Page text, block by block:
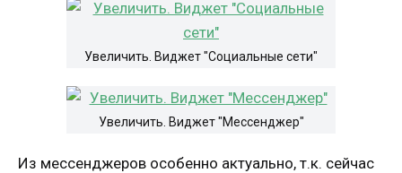
Увеличить. Виджет "Социальные сети"
Увеличить. Виджет "Мессенджер"
Из мессенджеров особенно актуально, т.к. сейчас